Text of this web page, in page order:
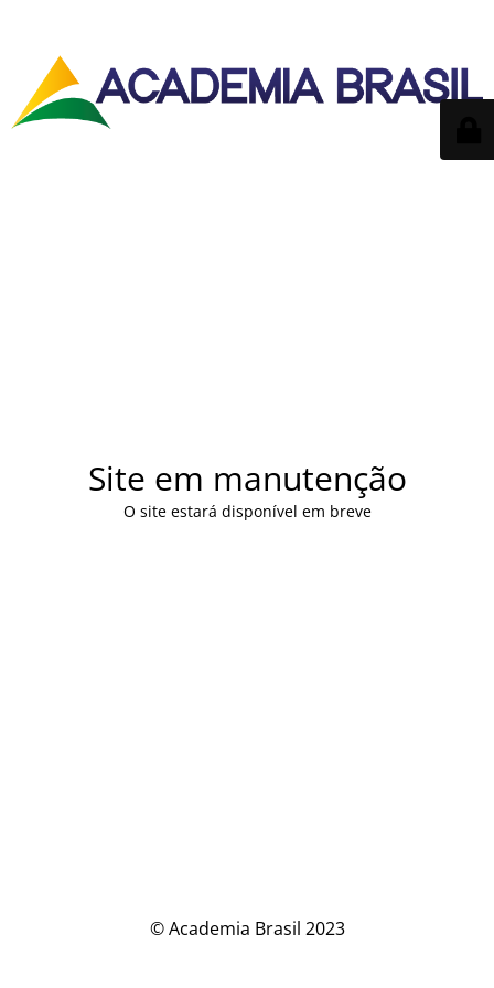
Site em manutenção
O site estará disponível em breve
© Academia Brasil 2023